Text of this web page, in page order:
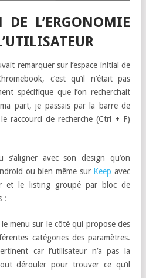
L’ERGONOMIE
remarquer sur l’espace initial de
c’est qu’il n’était pas
spécifique que l’on recherchait
part, je passais par la barre de
raccourci de recherche (Ctrl + F)
s’aligner avec son design qu’on
ou bien même sur Keep avec
et le listing groupé par bloc de
:
le menu sur le côté qui propose des
catégories des paramètres.
car l’utilisateur n’a pas la
dérouler pour trouver ce qu’il